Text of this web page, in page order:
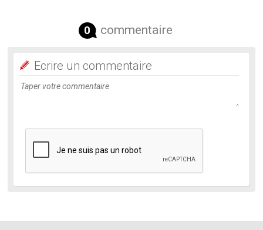
0 commentaire
Ecrire un commentaire